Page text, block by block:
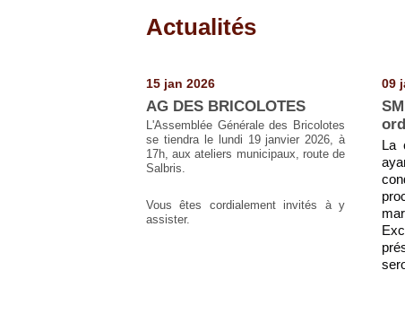
Actualités
15 jan 2026
AG DES BRICOLOTES
L'Assemblée Générale des Bricolotes
se tiendra le lundi 19 janvier 2026, à
17h, aux ateliers municipaux, route de
Salbris.
Vous êtes cordialement invités à y
assister.
09
La
Pages